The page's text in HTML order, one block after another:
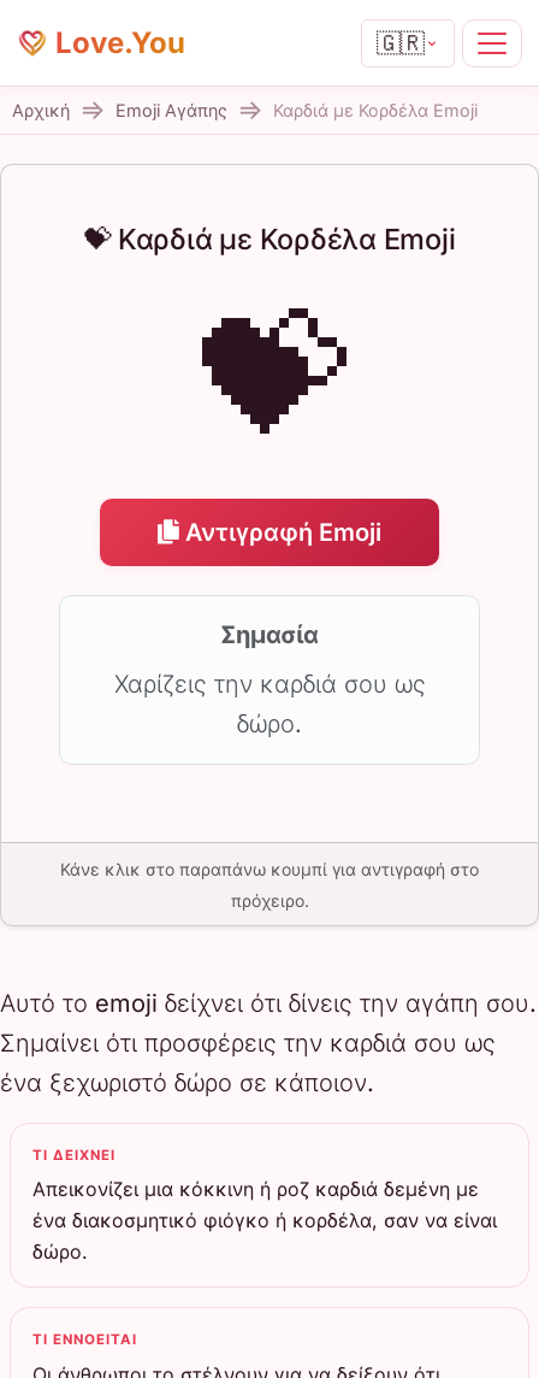
Love.You 🇬🇷
Αρχική Emoji Αγάπης Καρδιά με Κορδέλα Emoji
💝 Καρδιά με Κορδέλα Emoji
💝
Αντιγραφή Emoji
Σημασία
Χαρίζεις την καρδιά σου ως
δώρο.
Κάνε κλικ στο παραπάνω κουμπί για αντιγραφή στο
πρόχειρο.
Αυτό το emoji δείχνει ότι δίνεις την αγάπη σου.
Σημαίνει ότι προσφέρεις την καρδιά σου ως
ένα ξεχωριστό δώρο σε κάποιον.
ΤΙ ΔΕΊΧΝΕΙ
Απεικονίζει μια κόκκινη ή ροζ καρδιά δεμένη με
ένα διακοσμητικό φιόγκο ή κορδέλα, σαν να είναι
δώρο.
ΤΙ ΕΝΝΟΕΊΤΑΙ